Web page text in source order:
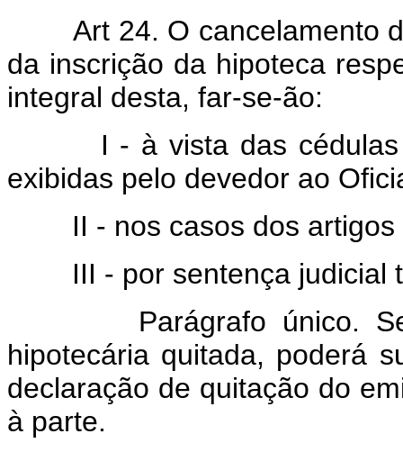
Art 24. O cancelamento
da inscrição da hipoteca
integral desta, far-se-ão:
I - à vista das cédulas
exibidas pelo devedor ao
II - nos casos dos artigos
III - por sentença judicial
Parágrafo único. Se
hipotecária quitada, poderá
declaração de quitação do
à parte.